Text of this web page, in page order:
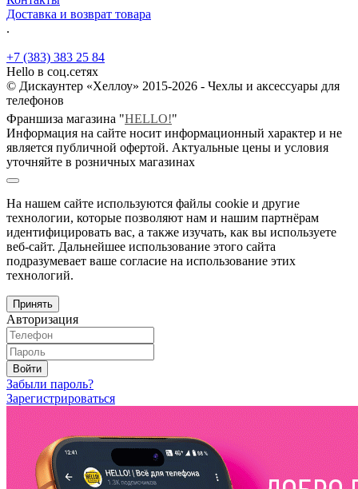
Доставка и возврат товара
.
+7 (383) 383 25 84
Hello в соц.сетях
© Дискаунтер «Хеллоу» 2015-2026 - Чехлы и аксессуары для
телефонов
Франшиза магазина "HELLO!"
Информация на сайте носит информационный характер и не
является публичной офертой. Актуальные цены и условия
уточняйте в розничных магазинах
На нашем сайте используются файлы cookie и другие
технологии, которые позволяют нам и нашим партнёрам
идентифицировать вас, а также изучать, как вы используете
веб-сайт. Дальнейшее использование этого сайта
подразумевает ваше согласие на использование этих
технологий.
Принять
Авторизация
Войти
Забыли пароль?
Зарегистрироваться